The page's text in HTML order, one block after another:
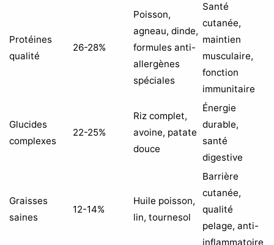
Protéines
qualité
26-28%
Poisson,
agneau, dinde,
formules anti-
allergènes
spéciales
Santé
cutanée,
maintien
musculaire,
fonction
immunitaire
Glucides
complexes
22-25%
Riz complet,
avoine, patate
douce
Énergie
durable,
santé
digestive
Graisses
saines
12-14%
Huile poisson,
lin, tournesol
Barrière
cutanée,
qualité
pelage, anti-
inflammatoire